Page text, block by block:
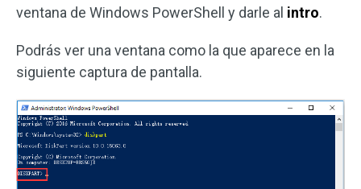
ventana de Windows PowerShell y darle al intro.
Podrás ver una ventana como la que aparece en la
siguiente captura de pantalla.